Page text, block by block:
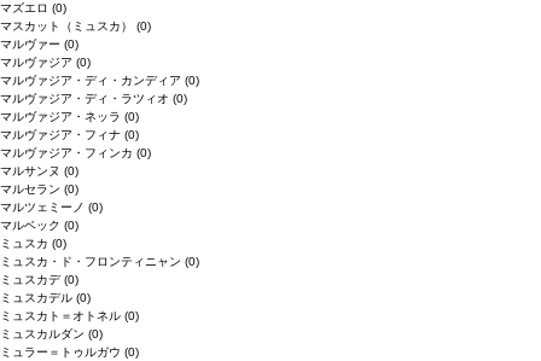
マズエロ (0)
マスカット（ミュスカ） (0)
マルヴァー (0)
マルヴァジア (0)
マルヴァジア・ディ・カンディア (0)
マルヴァジア・ディ・ラツィオ (0)
マルヴァジア・ネッラ (0)
マルヴァジア・フィナ (0)
マルヴァジア・フィンカ (0)
マルサンヌ (0)
マルセラン (0)
マルツェミーノ (0)
マルベック (0)
ミュスカ (0)
ミュスカ・ド・フロンティニャン (0)
ミュスカデ(0)
ミュスカデル (0)
ミュスカト＝オトネル (0)
ミュスカルダン (0)
ミュラー＝トゥルガウ (0)